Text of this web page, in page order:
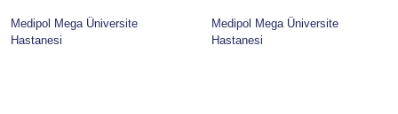
Medipol Mega Üniversite
Hastanesi
Medipol Mega Üniversite
Hastanesi